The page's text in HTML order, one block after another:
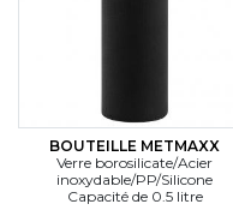
BOUTEILLE METMAXX
Verre borosilicate/Acier
inoxydable/PP/Silicone
Capacité de 0.5 litre